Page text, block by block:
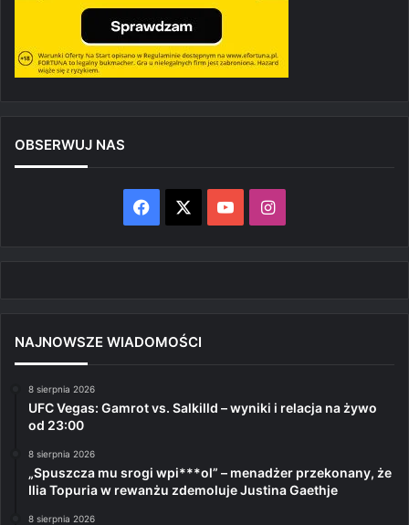
OBSERWUJ NAS
Facebook YouTubeInstagram
NAJNOWSZE WIADOMOŚCI
8 sierpnia 2026
UFC Vegas: Gamrot vs. Salkilld – wyniki i relacja na żywo
od 23:00
8 sierpnia 2026
„Spuszcza mu srogi wpi***ol” – menadżer przekonany, że
Ilia Topuria w rewanżu zdemoluje Justina Gaethje
8 sierpnia 2026